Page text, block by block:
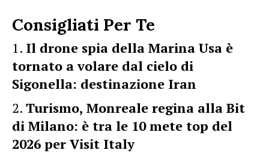
Consigliati Per Te
Il drone spia della Marina Usa è
tornato a volare dal cielo di
Sigonella: destinazione Iran
Turismo, Monreale regina alla Bit
di Milano: è tra le 10 mete top del
2026 per Visit Italy